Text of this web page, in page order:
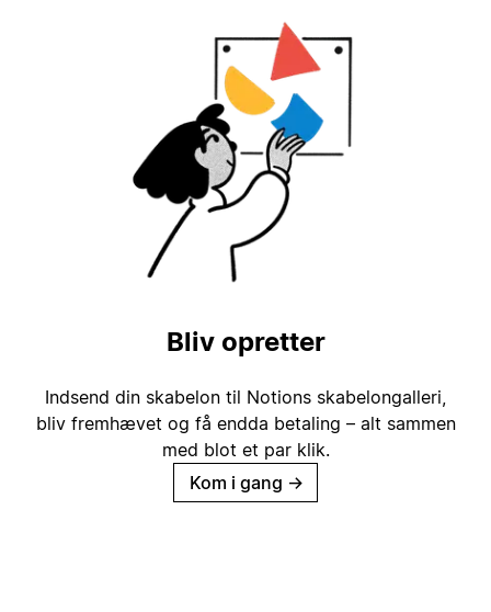
Bliv opretter
Indsend din skabelon til Notions skabelongalleri,
bliv fremhævet og få endda betaling – alt sammen
med blot et par klik.
Kom i gang →